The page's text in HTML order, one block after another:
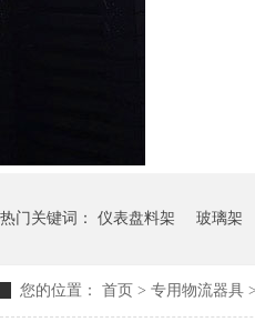
热门关键词： 仪表盘料架 玻璃架
您的位置： 首页 > 专用物流器具 >